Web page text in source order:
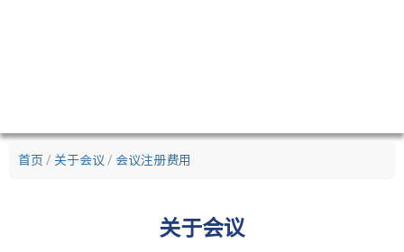
首页 / 关于会议 / 会议注册费用
关于会议